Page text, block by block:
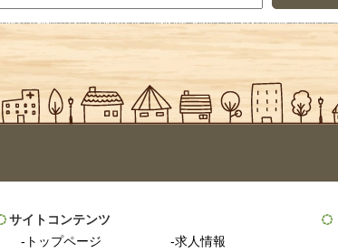
サイトコンテンツ
トップページ
求人情報